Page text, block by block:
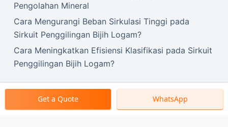
Pengolahan Mineral
Cara Mengurangi Beban Sirkulasi Tinggi pada
Sirkuit Penggilingan Bijih Logam?
Cara Meningkatkan Efisiensi Klasifikasi pada Sirkuit
Penggilingan Bijih Logam?
Hak Cipta © 2026 Mesin SBM.
Get a Quote WhatsApp